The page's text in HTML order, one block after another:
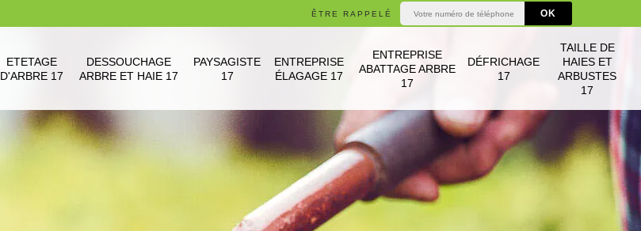
ÊTRE RAPPELÉ
ETETAGE
D'ARBRE 17
DESSOUCHAGE
ARBRE ET HAIE 17
PAYSAGISTE
17
ENTREPRISE
ÉLAGAGE 17
ENTREPRISE
ABATTAGE ARBRE
17
DÉFRICHAGE
17
TAILLE DE
HAIES ET
ARBUSTES
17